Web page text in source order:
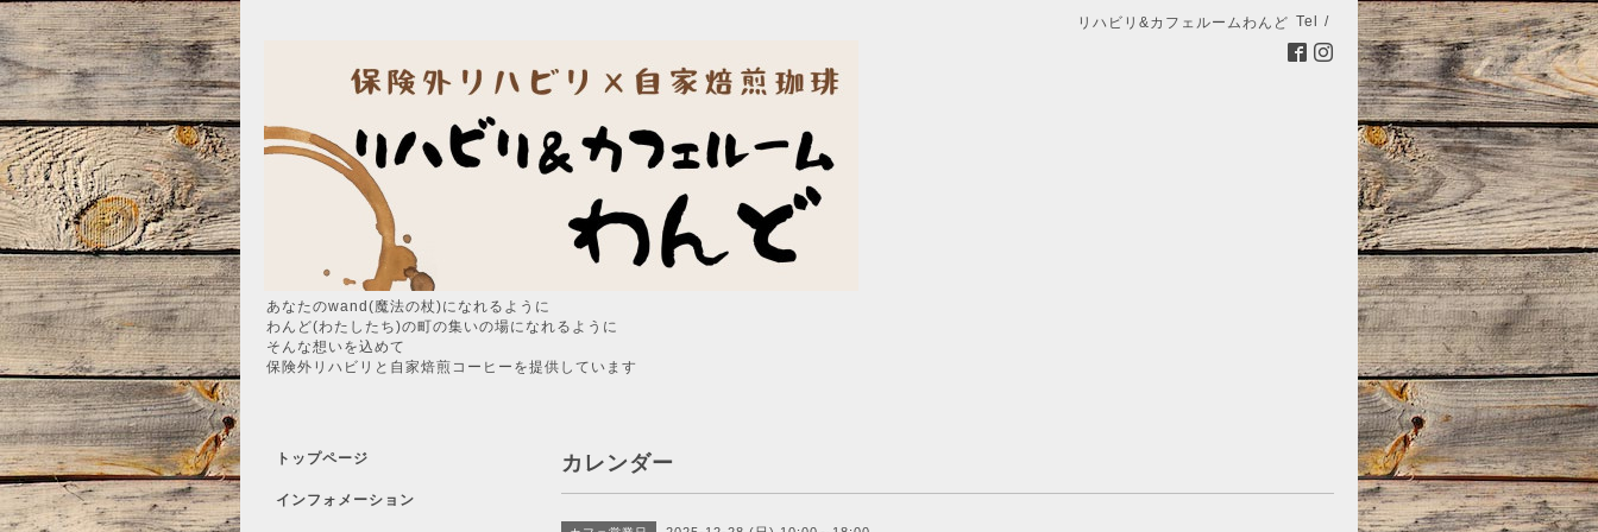
リハビリ&カフェルームわんど Tel /
あなたのwand(魔法の杖)になれるように
わんど(わたしたち)の町の集いの場になれるように
そんな想いを込めて
保険外リハビリと自家焙煎コーヒーを提供しています
カレンダー
トップページ
インフォメーション